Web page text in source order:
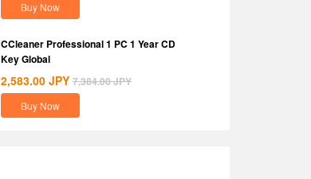
Buy Now
CCleaner Professional 1 PC 1 Year CD
Key Global
2,583.00 JPY 7,384.00JPY
Buy Now